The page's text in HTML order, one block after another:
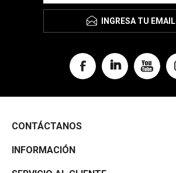
INGRESA TU EMAIL
CONTÁCTANOS
INFORMACIÓN